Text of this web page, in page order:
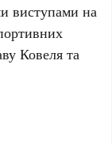
виступами на
Ковеля та